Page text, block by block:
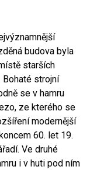
budova byla
starších
Bohaté strojní
se v hamru
ze kterého se
modernější
60. let 19.
Ve druhé
i v huti pod ním